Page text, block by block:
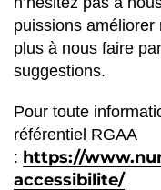
puissions améliorer
plus à nous faire
suggestions.
Pour toute
référentiel RGAA
: https://
accessibilite/